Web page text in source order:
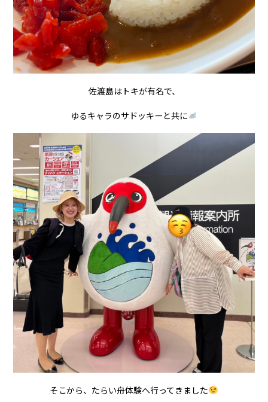
佐渡島はトキが有名で、
ゆるキャラのサドッキーと共に
そこから、たらい舟体験へ行ってきました